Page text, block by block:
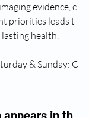
evidence, c
priorities leads t
lasting health.
& Sunday: C